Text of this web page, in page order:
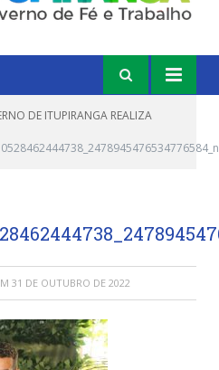
DE ITUPIRANGA REALIZA
31 DE OUTUBRO DE 2022